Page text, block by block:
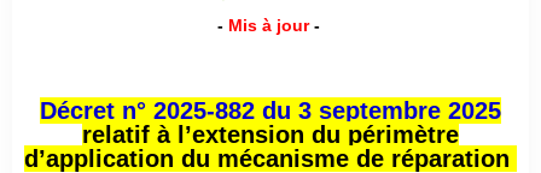
- Mis à jour -
Décret n° 2025-882 du 3 septembre 2025
relatif à l’extension du périmètre
d’application du mécanisme de réparation